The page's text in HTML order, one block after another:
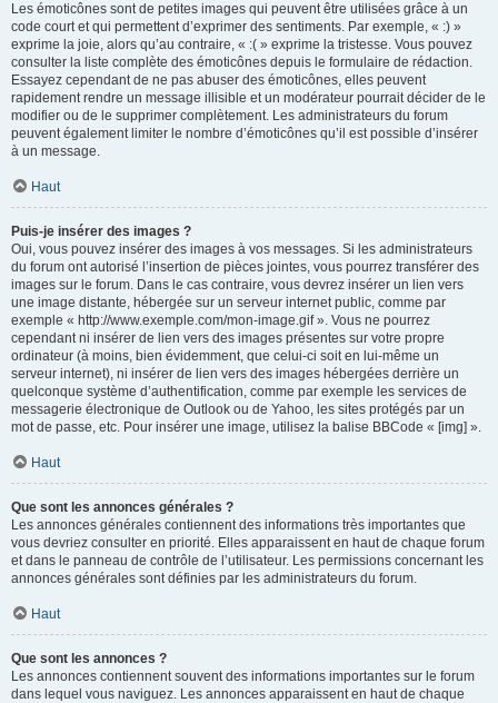
Les émoticônes sont de petites images qui peuvent être utilisées grâce à un
code court et qui permettent d’exprimer des sentiments. Par exemple, « :) »
exprime la joie, alors qu’au contraire, « :( » exprime la tristesse. Vous pouvez
consulter la liste complète des émoticônes depuis le formulaire de rédaction.
Essayez cependant de ne pas abuser des émoticônes, elles peuvent
rapidement rendre un message illisible et un modérateur pourrait décider de le
modifier ou de le supprimer complètement. Les administrateurs du forum
peuvent également limiter le nombre d’émoticônes qu’il est possible d’insérer
à un message.
Haut
Puis-je insérer des images ?
Oui, vous pouvez insérer des images à vos messages. Si les administrateurs
du forum ont autorisé l’insertion de pièces jointes, vous pourrez transférer des
images sur le forum. Dans le cas contraire, vous devrez insérer un lien vers
une image distante, hébergée sur un serveur internet public, comme par
exemple « http://www.exemple.com/mon-image.gif ». Vous ne pourrez
cependant ni insérer de lien vers des images présentes sur votre propre
ordinateur (à moins, bien évidemment, que celui-ci soit en lui-même un
serveur internet), ni insérer de lien vers des images hébergées derrière un
quelconque système d’authentification, comme par exemple les services de
messagerie électronique de Outlook ou de Yahoo, les sites protégés par un
mot de passe, etc. Pour insérer une image, utilisez la balise BBCode « [img] ».
Haut
Que sont les annonces générales ?
Les annonces générales contiennent des informations très importantes que
vous devriez consulter en priorité. Elles apparaissent en haut de chaque forum
et dans le panneau de contrôle de l’utilisateur. Les permissions concernant les
annonces générales sont définies par les administrateurs du forum.
Haut
Que sont les annonces ?
Les annonces contiennent souvent des informations importantes sur le forum
dans lequel vous naviguez. Les annonces apparaissent en haut de chaque